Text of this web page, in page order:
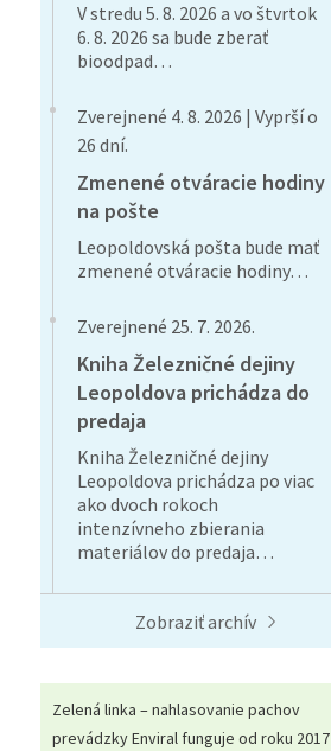
V stredu 5. 8. 2026 a vo štvrtok
6. 8. 2026 sa bude zberať
bioodpad…
Zverejnené 4. 8. 2026 | Vyprší o
26 dní.
Zmenené otváracie hodiny
na pošte
Leopoldovská pošta bude mať
zmenené otváracie hodiny…
Zverejnené 25. 7. 2026.
Kniha Železničné dejiny
Leopoldova prichádza do
predaja
Kniha Železničné dejiny
Leopoldova prichádza po viac
ako dvoch rokoch
intenzívneho zbierania
materiálov do predaja…
Zobraziť archív
Zelená linka – nahlasovanie pachov
prevádzky Enviral funguje od roku 2017